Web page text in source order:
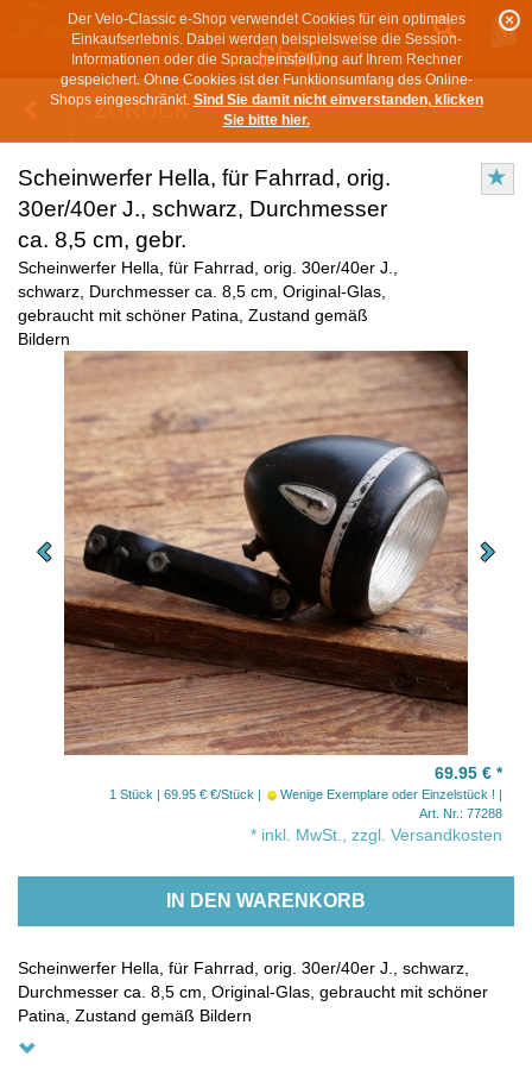
Der Velo-Classic e-Shop verwendet Cookies für ein optimales
Einkaufserlebnis. Dabei werden beispielsweise die Session-
Informationen oder die Spracheinstellung auf Ihrem Rechner
gespeichert. Ohne Cookies ist der Funktionsumfang des Online-
Shops eingeschränkt. Sind Sie damit nicht einverstanden, klicken
Sie bitte hier.
ZURÜCK
Scheinwerfer Hella, für Fahrrad, orig.
30er/40er J., schwarz, Durchmesser
ca. 8,5 cm, gebr.
Scheinwerfer Hella, für Fahrrad, orig. 30er/40er J.,
schwarz, Durchmesser ca. 8,5 cm, Original-Glas,
gebraucht mit schöner Patina, Zustand gemäß
Bildern
69.95 € *
1 Stück | 69.95 € €/Stück
Wenige Exemplare oder Einzelstück !
Art. Nr.: 77288
* inkl. MwSt., zzgl. Versandkosten
IN DEN WARENKORB
Scheinwerfer Hella, für Fahrrad, orig. 30er/40er J., schwarz,
Durchmesser ca. 8,5 cm, Original-Glas, gebraucht mit schöner
Patina, Zustand gemäß Bildern